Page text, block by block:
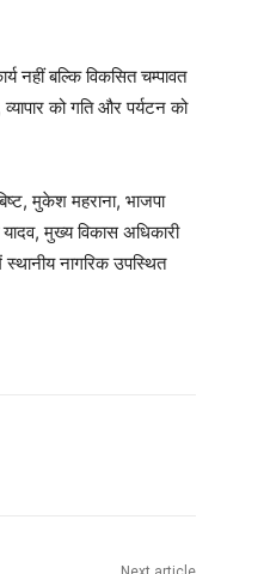
नहीं बल्कि विकसित चम्पावत
को गति और पर्यटन को
मुकेश महराना, भाजपा
मुख्य विकास अधिकारी
नागरिक उपस्थित